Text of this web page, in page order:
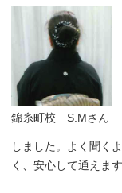
錦糸町校 S.Mさん
しました。よく聞く
く、安心して通えます